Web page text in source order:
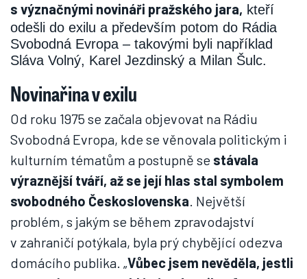
s význačnými novináři pražského jara, kteří
odešli do exilu a především potom do Rádia
Svobodná Evropa – takovými byli například
Sláva Volný, Karel Jezdinský a Milan Šulc.
Novinařina v exilu
Od roku 1975 se začala objevovat na Rádiu
Svobodná Evropa, kde se věnovala politickým i
kulturním tématům a postupně se stávala
výraznější tváří, až se její hlas stal symbolem
svobodného Československa. Největší
problém, s jakým se během zpravodajství
v zahraničí potýkala, byla prý chybějící odezva
domácího publika. „Vůbec jsem nevěděla, jestli